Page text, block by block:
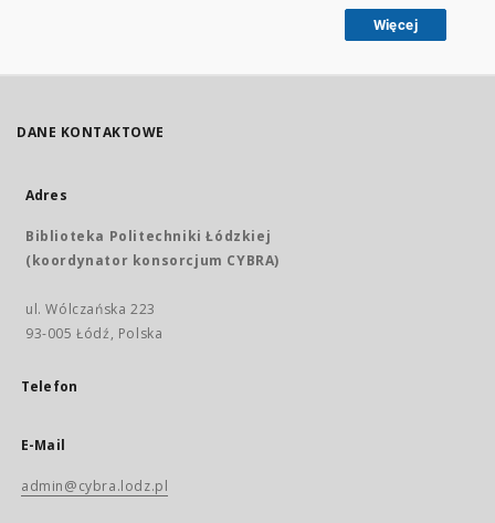
Więcej
DANE KONTAKTOWE
Adres
Biblioteka Politechniki Łódzkiej
(koordynator konsorcjum CYBRA)
ul. Wólczańska 223
93-005 Łódź, Polska
Telefon
E-Mail
admin@cybra.lodz.pl